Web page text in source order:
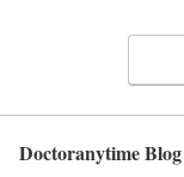
Doctoranytime Blog